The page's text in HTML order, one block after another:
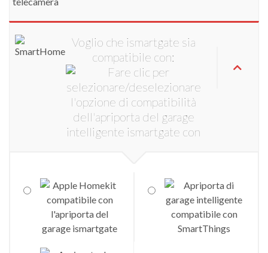
Voglio che ismartgate sia
compatibile con: